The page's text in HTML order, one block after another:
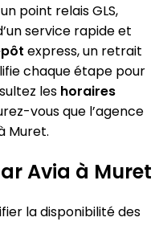
point relais GLS,
service rapide et
express, un retrait
chaque étape pour
les horaires
vous que l’agence
Muret.
Avia à Muret
la disponibilité des